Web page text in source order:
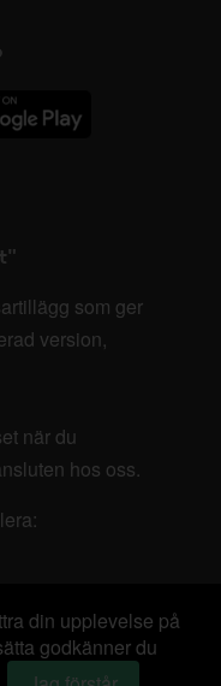
som ger
version,
när du
hos oss.
din upplevelse på
godkänner du